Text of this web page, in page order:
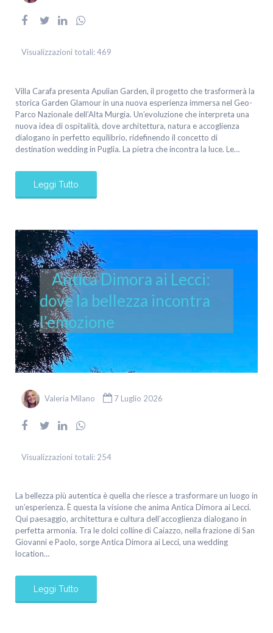
Visualizzazioni totali:469
Villa Carafa presenta Apulian Garden, il progetto che trasformerà la
storica Garden Glamour in una nuova esperienza immersa nel Geo-
Parco Nazionale dell’Alta Murgia. Un’evoluzione che interpreta una
nuova idea di ospitalità, dove architettura, natura e accoglienza
dialogano in perfetto equilibrio, ridefinendo il concetto di
destination wedding in Puglia. La pietra che incontra la luce. Le…
Leggi Tutto
Antica Dimora ai Lecci:
dove la bellezza incontra
l’emozione
Valeria Milano 7 Luglio 2026
Visualizzazioni totali: 254
La bellezza più autentica è quella che riesce a trasformare un luogo in
un’esperienza. È questa la visione che anima Antica Dimora ai Lecci.
Qui paesaggio, architettura e cultura dell’accoglienza dialogano in
perfetta armonia. Tra le dolci colline di Caiazzo, nella frazione di San
Giovanni e Paolo, sorge Antica Dimora ai Lecci, una wedding
location…
Leggi Tutto